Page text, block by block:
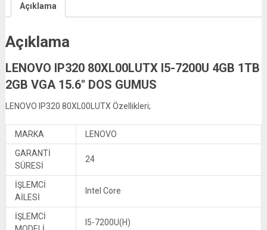
Açıklama
Açıklama
LENOVO IP320 80XL00LUTX I5-7200U 4GB 1TB
2GB VGA 15.6″ DOS GUMUS
LENOVO IP320 80XL00LUTX Özellikleri;
MARKA
LENOVO
GARANTİ
SÜRESİ
24
İŞLEMCİ
AİLESİ
Intel Core
İŞLEMCİ
I5-7200U(H)